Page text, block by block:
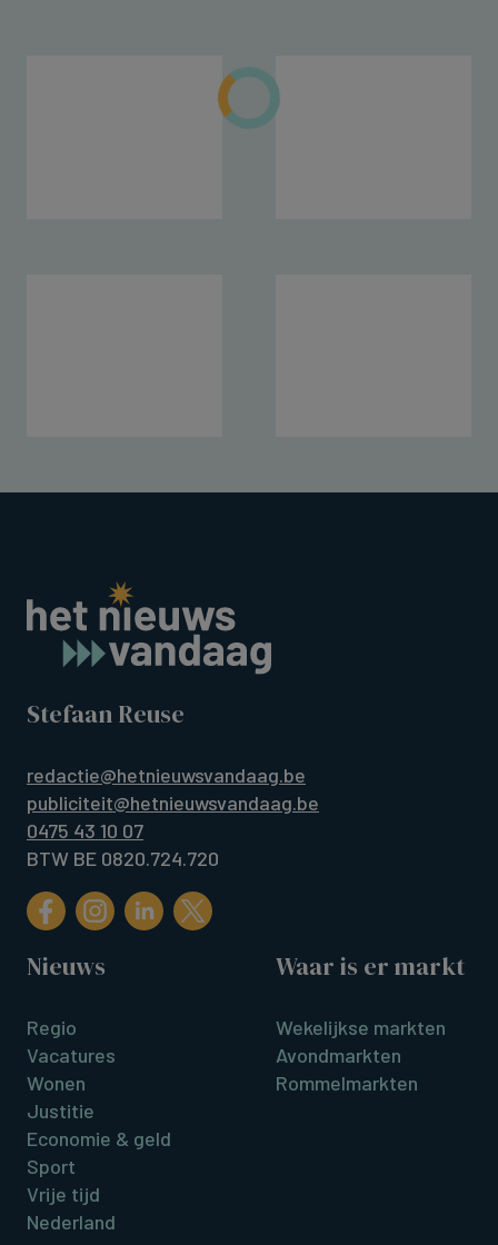
Stefaan Reuse
redactie@hetnieuwsvandaag.be
publiciteit@hetnieuwsvandaag.be
0475 43 10 07
BTW BE 0820.724.720
Nieuws
Regio
Vacatures
Wonen
Justitie
Economie & geld
Sport
Vrije tijd
Nederland
Waar is er markt
Wekelijkse markten
Avondmarkten
Rommelmarkten